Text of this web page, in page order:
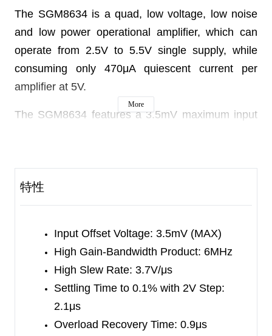
The SGM8634 is a quad, low voltage, low noise
and low power operational amplifier, which can
operate from 2.5V to 5.5V single supply, while
consuming only 470μA quiescent current per
amplifier at 5V.
The SGM8634 features a 3.5mV maximum input
the output swing is rail-to-rail with heavy loads. It
exhibits a high gain-bandwidth product of 6MHz
and a slew rate of 3.7V/μs. These specifications
various applications.
The SGM8634 is available in Green TSSOP-14
and SOIC-14 packages. It is specified over the
extended -40℃
range.
More
特性
Input Offset Voltage: 3.5mV (MAX)
High Gain-Bandwidth Product: 6MHz
High Slew Rate: 3.7V/μs
Settling Time to 0.1% with 2V Step:
2.1μs
Overload Recovery Time: 0.9μs